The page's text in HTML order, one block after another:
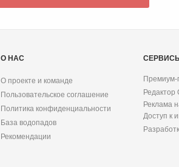
О НАС
О проекте и команде
Пользовательское соглашение
Политика конфиденциальности
База водопадов
Рекомендации
Премиум-
Редактор
Реклама
Доступ к